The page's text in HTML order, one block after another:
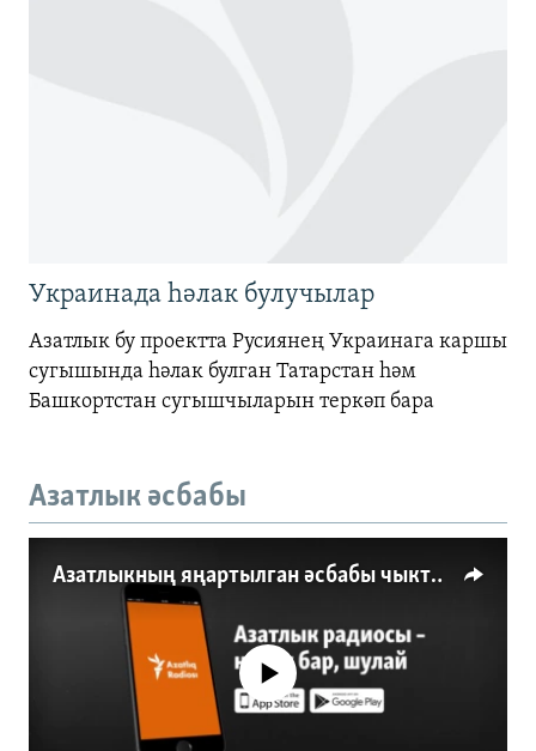
Украинада һәлак булучылар
Азатлык бу проектта Русиянең Украинага каршы
сугышында һәлак булган Татарстан һәм
Башкортстан сугышчыларын теркәп бара
Азатлык әсбабы
Азатлыкның яңартылган әсбабы чыкты
No media source currently available